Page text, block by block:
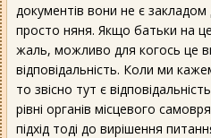
документів вони не є закладом
просто няня. Якщо батьки на
жаль, можливо для когось це
відповідальність. Коли ми
то звісно тут є
рівні органів місцевого
підхід тоді до вирішення